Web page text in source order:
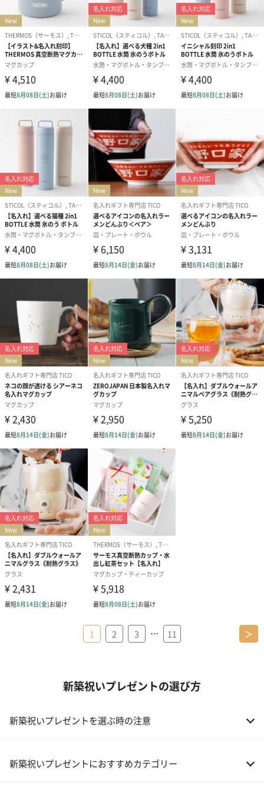
1 2 3 … 11 ＞
新築祝いプレゼントの選び方
新築祝いプレゼントを選ぶ時の注意
新築祝いプレゼントにおすすめカテゴリー